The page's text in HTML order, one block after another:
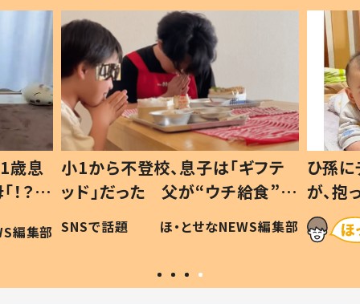
歳息
？」
編集部
小1から不登校、息子は「ギフテ
ッド」だった 父が“ウチ給食”を
作り続ける理由とは #令和の親
#令和の子
SNSで話題 ほ・とせなNEWS編集部
ひ孫
が、
「涙が
い」